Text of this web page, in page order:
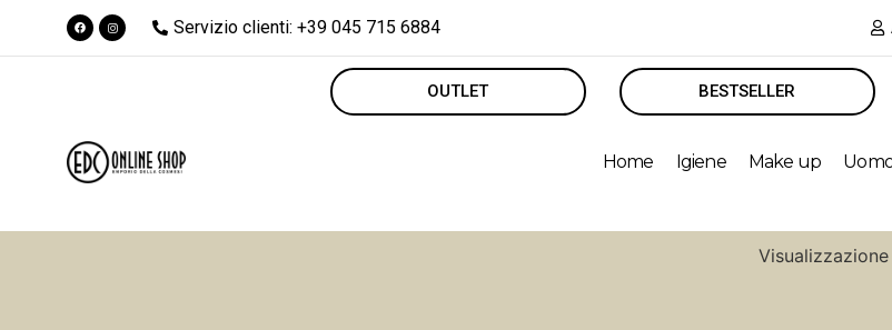
Servizio clienti: +39 045 715 6884
OUTLET BESTSELLER
Home Igiene Make up